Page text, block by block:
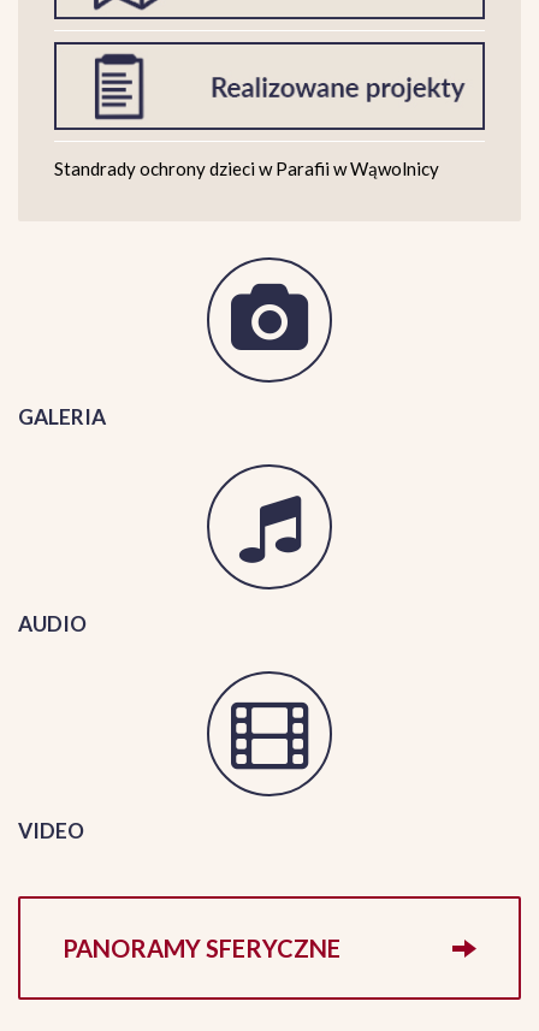
Standrady ochrony dzieci w Parafii w Wąwolnicy
GALERIA
AUDIO
VIDEO
PANORAMY SFERYCZNE